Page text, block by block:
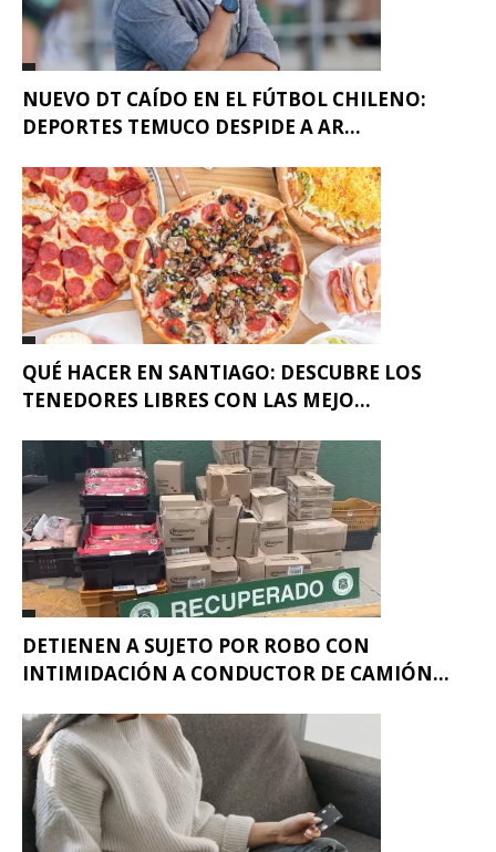
NUEVO DT CAÍDO EN EL FÚTBOL CHILENO:
DEPORTES TEMUCO DESPIDE A AR...
QUÉ HACER EN SANTIAGO: DESCUBRE LOS
TENEDORES LIBRES CON LAS MEJO...
DETIENEN A SUJETO POR ROBO CON
INTIMIDACIÓN A CONDUCTOR DE CAMIÓN...